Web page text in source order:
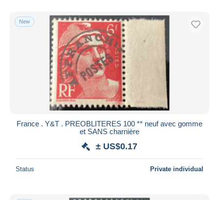
New
France . Y&T . PREOBLITERES 100 ** neuf avec gomme
et SANS charnière
± US$0.17
Status Private individual